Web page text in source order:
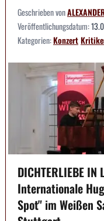
Geschrieben von
Veröffentlichungsdatum:
Kategorien:Konzert
DICHTERLIEBE IN
Internationale
Spot" im Weißen